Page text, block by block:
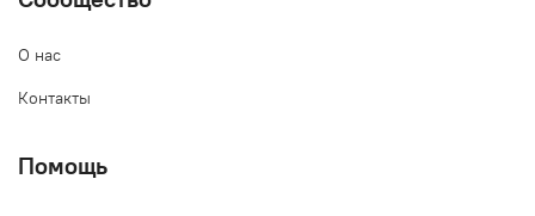
О нас
Контакты
Помощь